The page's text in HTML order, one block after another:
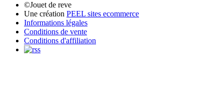
©Jouet de reve
Une création PEEL sites ecommerce
Informations légales
Conditions de vente
Conditions d'affiliation